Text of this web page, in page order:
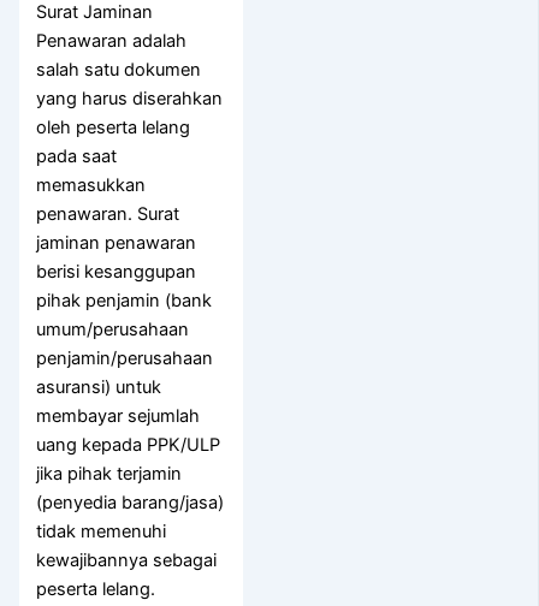
Surat Jaminan
Penawaran adalah
salah satu dokumen
yang harus diserahkan
oleh peserta lelang
pada saat
memasukkan
penawaran. Surat
jaminan penawaran
berisi kesanggupan
pihak penjamin (bank
umum/perusahaan
penjamin/perusahaan
asuransi) untuk
membayar sejumlah
uang kepada PPK/ULP
jika pihak terjamin
(penyedia barang/jasa)
tidak memenuhi
kewajibannya sebagai
peserta lelang.